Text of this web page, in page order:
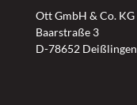
Ott GmbH & Co. KG
Baarstraße 3
D-78652 Deißlingen